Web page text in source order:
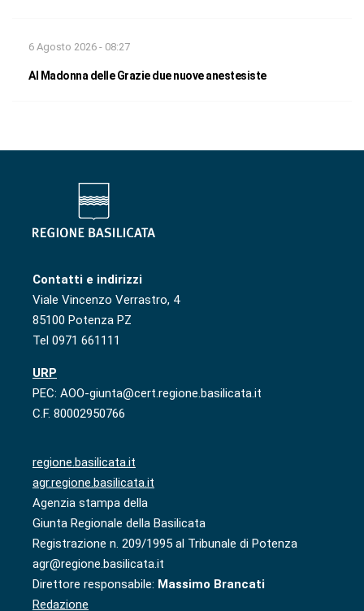
6 Agosto 2026 - 08:27
Al Madonna delle Grazie due nuove anestesiste
Contatti e indirizzi
Viale Vincenzo Verrastro, 4
85100 Potenza PZ
Tel 0971 661111
URP
PEC: AOO-giunta@cert.regione.basilicata.it
C.F. 80002950766
regione.basilicata.it
agr.regione.basilicata.it
Agenzia stampa della
Giunta Regionale della Basilicata
Registrazione n. 209/1995 al Tribunale di Potenza
agr@regione.basilicata.it
Direttore responsabile: Massimo Brancati
Redazione